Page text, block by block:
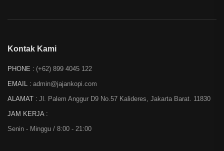
Kontak Kami
PHONE : (+62) 899 4045 122
EMAIL : admin@jajankopi.com
ALAMAT : Jl. Palem Anggur D9 No.57 Kalideres, Jakarta Barat. 11830
JAM KERJA :
Senin - Minggu / 8:00 - 21:00